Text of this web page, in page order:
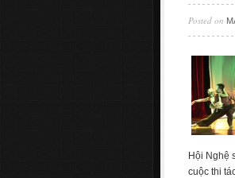
Posted on
Hội Nghệ
cuộc thi